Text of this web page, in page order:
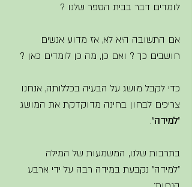
לומדים דבר בבית הספר שלנו ?
אם התשובה היא לא, אז מדוע אנשים
חושבים כך ? ואם כן, מה כן לומדים כאן ?
כדי לקבל מושג על הבעיה בכללותה, אנחנו
צריכים לבחון בחינה מדוקדקת את המושג
"למידה".
בתרבות שלנו, המשמעות של המילה
"למידה" נקבעת במידה רבה על ידי ארבע